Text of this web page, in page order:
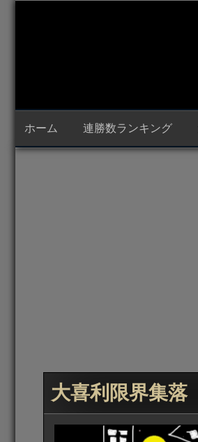
プ
ホーム 連勝数ランキング
大喜利限界集落